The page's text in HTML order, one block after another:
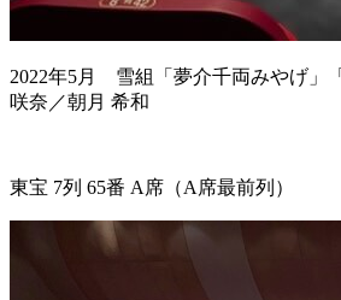
2022年5月 雪組「夢介千両みやげ」
咲奈／朝月 希和
東宝 7列 65番 A席（A席最前列）